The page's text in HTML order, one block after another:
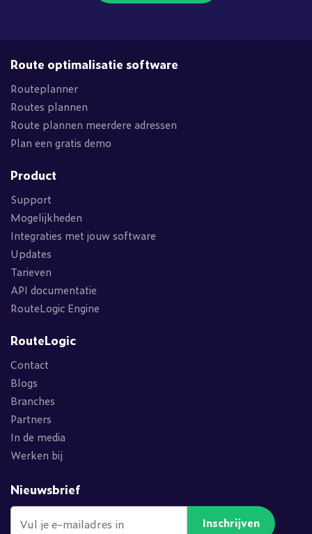
Route optimalisatie software
Routeplanner
Routes plannen
Route plannen meerdere adressen
Plan een gratis demo
Product
Support
Mogelijkheden
Integraties met jouw software
Updates
Tarieven
API documentatie
RouteLogic Engine
RouteLogic
Contact
Blogs
Branches
Partners
In de media
Werken bij
Nieuwsbrief
Inschrijven